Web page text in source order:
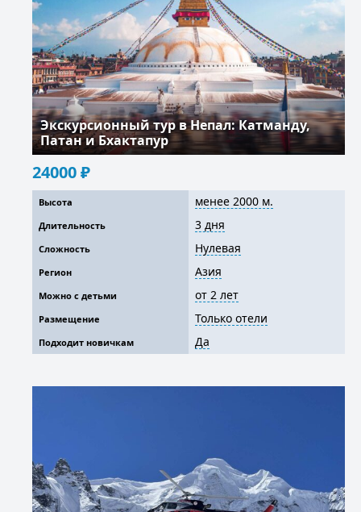
Экскурсионный тур в Непал: Катманду,
Патан и Бхактапур
24000₽
Высота менее 2000 м.
Длительность 3 дня
Сложность Нулевая
Регион Азия
Можно с детьми от 2 лет
Размещение Только отели
Подходит новичкам Да